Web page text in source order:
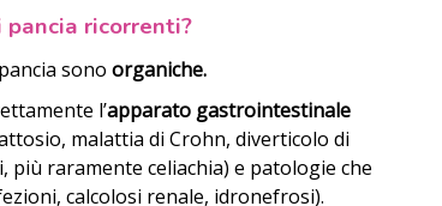
ricorrenti?
sono organiche.
l’apparato gastrointestinale
malattia di Crohn, diverticolo di
più raramente celiachia) e patologie che
calcolosi renale, idronefrosi).